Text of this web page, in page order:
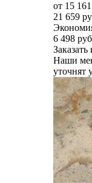
от 15
21 659
6 498
Заказать
Наши
уточнят